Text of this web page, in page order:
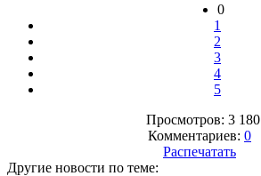
0
1
2
3
4
5
Просмотров: 3 180
Комментариев: 0
Распечатать
Другие новости по теме: